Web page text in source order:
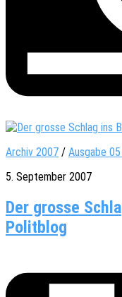
Archiv 2007 / Ausgabe
5. September 2007
Der grosse
Politblog